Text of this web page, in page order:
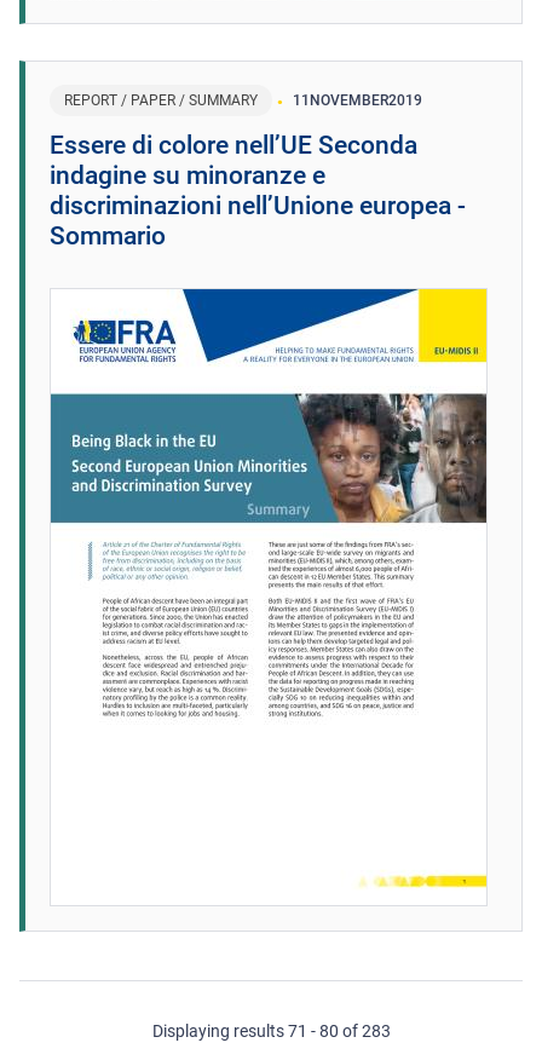
REPORT / PAPER / SUMMARY 11NOVEMBER2019
Essere di colore nell’UE Seconda
indagine su minoranze e
discriminazioni nell’Unione europea -
Sommario
Displaying results 71 - 80 of 283